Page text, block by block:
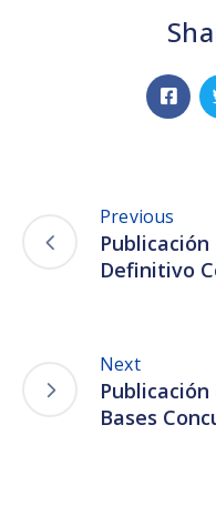
Previous
Definitivo
Next
Bases